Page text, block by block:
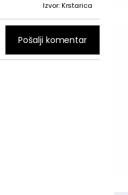
Izvor: Krstarica
Pošalji komentar